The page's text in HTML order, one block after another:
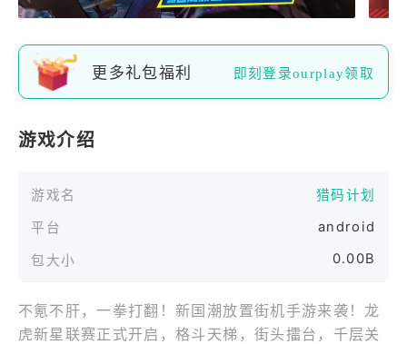
更多礼包福利 即刻登录ourplay领取
游戏介绍
游戏名
猎码计划
平台
android
包大小 0.00B
不氪不肝，一拳打翻！新国潮放置街机手游来袭！龙
虎新星联赛正式开启，格斗天梯，街头擂台，千层关